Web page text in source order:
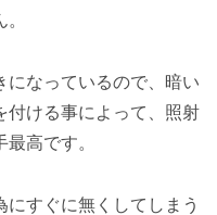
になっているので、暗い
付ける事によって、照射
高です。
すぐに無くしてしまう